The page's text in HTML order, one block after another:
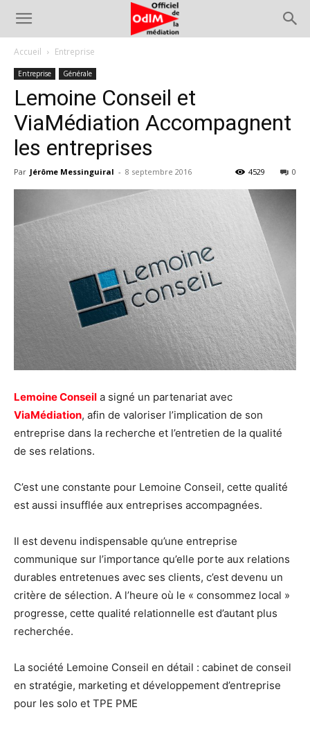
Accueil Entreprise
Entreprise Générale
Lemoine Conseil et
ViaMédiation Accompagnent
les entreprises
Par Jérôme Messinguiral - 8 septembre 2016 0
4529
Lemoine Conseil a signé un partenariat avec
ViaMédiation, afin de valoriser l’implication de son
entreprise dans la recherche et l’entretien de la qualité
de ses relations.
C’est une constante pour Lemoine Conseil, cette qualité
est aussi insufflée aux entreprises accompagnées.
Il est devenu indispensable qu’une entreprise
communique sur l’importance qu’elle porte aux relations
durables entretenues avec ses clients, c’est devenu un
critère de sélection. A l’heure où le « consommez local »
progresse, cette qualité relationnelle est d’autant plus
recherchée.
La société Lemoine Conseil en détail : cabinet de conseil
en stratégie, marketing et développement d’entreprise
pour les solo et TPE PME